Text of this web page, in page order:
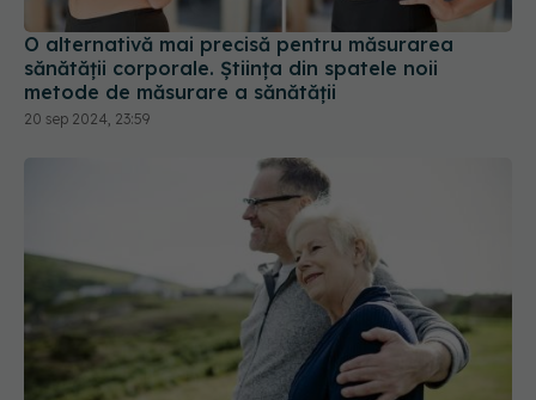
20 sep 2024, 23:59
De ce vor ajunge săraci pensionarii din țara
considerată ”motorul economic al Europei”
12 sep 2019, 17:27